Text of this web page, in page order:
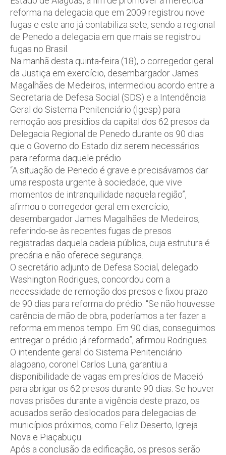
reforma na delegacia que em 2009 registrou nove
fugas e este ano já contabiliza sete, sendo a regional
de Penedo a delegacia em que mais se registrou
fugas no Brasil.
Na manhã desta quinta-feira (18), o corregedor geral
da Justiça em exercício, desembargador James
Magalhães de Medeiros, intermediou acordo entre a
Secretaria de Defesa Social (SDS) e a Intendência
Geral do Sistema Penitenciário (Igesp) para
remoção aos presídios da capital dos 62 presos da
Delegacia Regional de Penedo durante os 90 dias
que o Governo do Estado diz serem necessários
para reforma daquele prédio.
“A situação de Penedo é grave e precisávamos dar
uma resposta urgente à sociedade, que vive
momentos de intranquilidade naquela região”,
afirmou o corregedor geral em exercício,
desembargador James Magalhães de Medeiros,
referindo-se às recentes fugas de presos
registradas daquela cadeia pública, cuja estrutura é
precária e não oferece segurança.
O secretário adjunto de Defesa Social, delegado
Washington Rodrigues, concordou com a
necessidade de remoção dos presos e fixou prazo
de 90 dias para reforma do prédio. “Se não houvesse
carência de mão de obra, poderíamos a ter fazer a
reforma em menos tempo. Em 90 dias, conseguimos
entregar o prédio já reformado”, afirmou Rodrigues.
O intendente geral do Sistema Penitenciário
alagoano, coronel Carlos Luna, garantiu a
disponibilidade de vagas em presídios de Maceió
para abrigar os 62 presos durante 90 dias. Se houver
novas prisões durante a vigência deste prazo, os
acusados serão deslocados para delegacias de
municípios próximos, como Feliz Deserto, Igreja
Nova e Piaçabuçu.
Após a conclusão da edificação, os presos serão